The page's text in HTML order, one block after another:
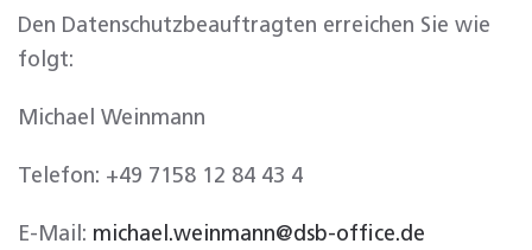
Den Datenschutzbeauftragten erreichen Sie wie
folgt:
Michael Weinmann
Telefon: +49 7158 12 84 43 4
E-Mail: michael.weinmann@dsb-office.de